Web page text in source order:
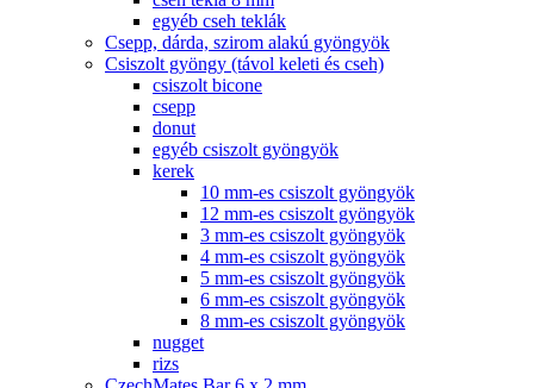
egyéb cseh teklák
Csepp, dárda, szirom alakú gyöngyök
Csiszolt gyöngy (távol keleti és cseh)
csiszolt bicone
csepp
donut
egyéb csiszolt gyöngyök
kerek
10 mm-es csiszolt gyöngyök
12 mm-es csiszolt gyöngyök
3 mm-es csiszolt gyöngyök
4 mm-es csiszolt gyöngyök
5 mm-es csiszolt gyöngyök
6 mm-es csiszolt gyöngyök
8 mm-es csiszolt gyöngyök
nugget
rizs